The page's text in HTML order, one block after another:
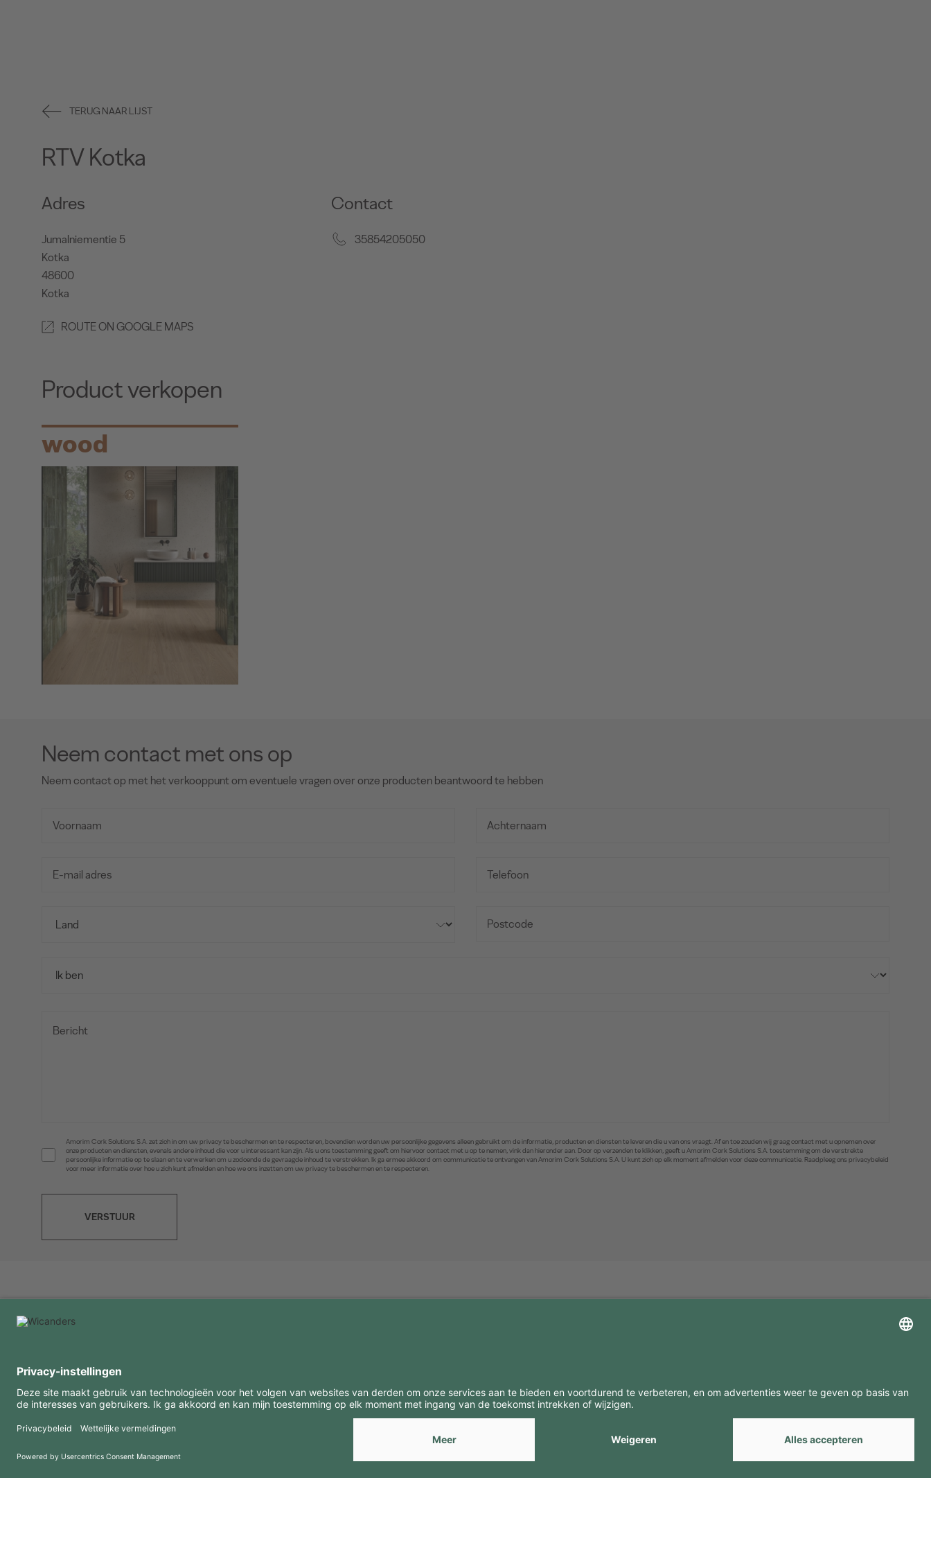
TERUG NAAR LIJST
RTV Kotka
Adres
Jumalniementie 5
Kotka
48600
Kotka
ROUTE ON GOOGLE MAPS
Contact
35854205050
Product verkopen
wood
Neem contact met ons op
Neem contact op met het verkooppunt om eventuele vragen over onze producten beantwoord te hebben
Amorim Cork Solutions S.A. zet zich in om uw privacy te beschermen en te respecteren, bovendien worden uw persoonlijke gegevens alleen gebruikt om de informatie, producten en diensten te leveren die u van ons vraagt. Af en toe zouden wij graag contact met u opnemen over
onze producten en diensten, evenals andere inhoud die voor u interessant kan zijn. Als u ons toestemming geeft om hiervoor contact met u op te nemen, vink dan hieronder aan. Door op verzenden te klikken, geeft u Amorim Cork Solutions S.A. toestemming om de verstrekte
persoonlijke informatie op te slaan en te verwerken om u zodoende de gevraagde inhoud te verstrekken. Ik ga ermee akkoord om communicatie te ontvangen van Amorim Cork Solutions S.A. U kunt zich op elk moment afmelden voor deze communicatie. Raadpleeg ons privacybeleid
voor meer informatie over hoe u zich kunt afmelden en hoe we ons inzetten om uw privacy te beschermen en te respecteren.
VERSTUUR
FAQ
Gebruiksvoorwaarden
Privacybeleid
Downloads
Copyright 2026 © Amorim Cork Solutions. All rights reserved. byWebcomum